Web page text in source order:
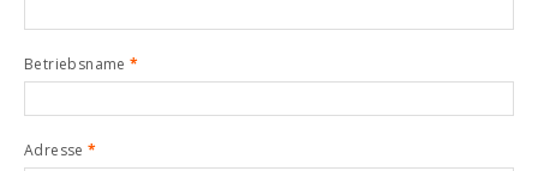
Betriebsname*
Adresse*